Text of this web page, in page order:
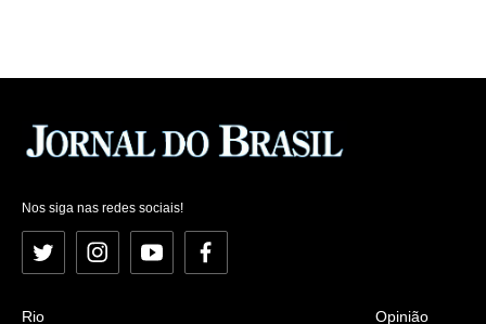
Nos siga nas redes sociais!
Twitter InstagramYouTubeFacebook
Rio
Opinião